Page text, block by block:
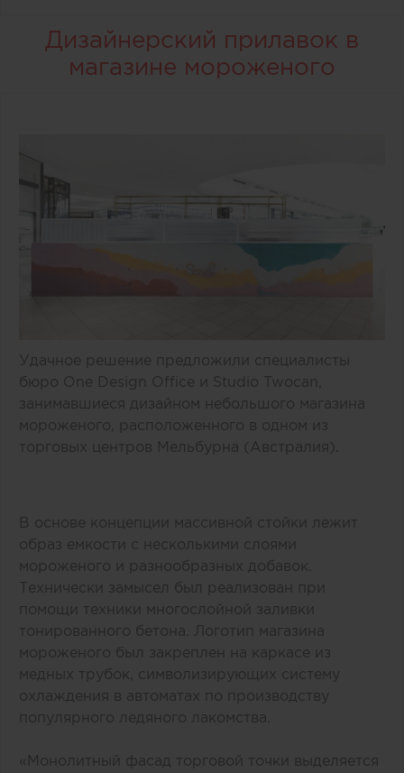
Дизайнерский прилавок в
магазине мороженого
Удачное решение предложили специалисты
бюро One Design Office и Studio Twocan,
занимавшиеся дизайном небольшого магазина
мороженого, расположенного в одном из
торговых центров Мельбурна (Австралия).
В основе концепции массивной стойки лежит
образ емкости с несколькими слоями
мороженого и разнообразных добавок.
Технически замысел был реализован при
помощи техники многослойной заливки
тонированного бетона. Логотип магазина
мороженого был закреплен на каркасе из
медных трубок, символизирующих систему
охлаждения в автоматах по производству
популярного ледяного лакомства.
«Монолитный фасад торговой точки выделяется